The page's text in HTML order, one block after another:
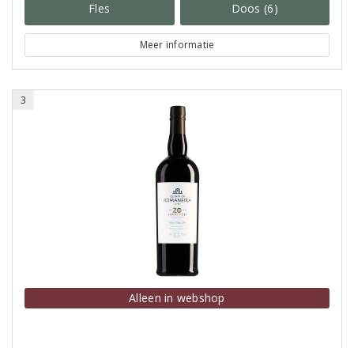
Fles Doos (6)
Meer informatie
3
Alleen in webshop